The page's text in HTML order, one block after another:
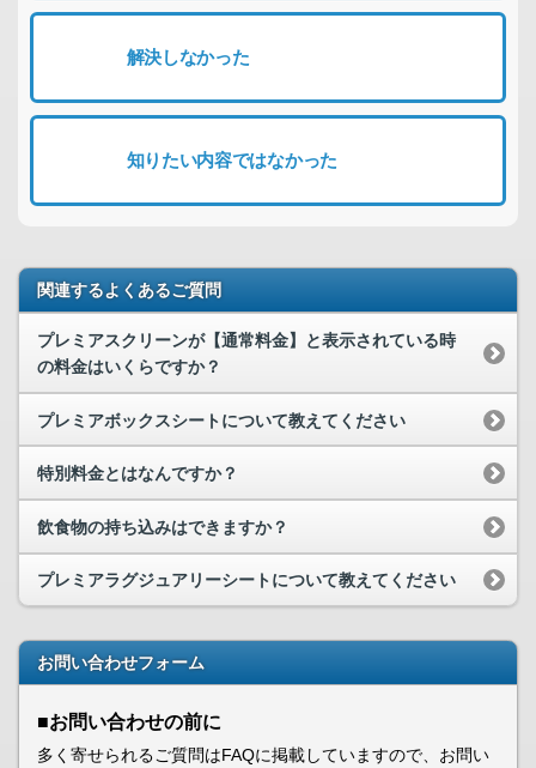
解決しなかった
知りたい内容ではなかった
関連するよくあるご質問
プレミアスクリーンが【通常料金】と表示されている時
の料金はいくらですか？
プレミアボックスシートについて教えてください
特別料金とはなんですか？
飲食物の持ち込みはできますか？
プレミアラグジュアリーシートについて教えてください
お問い合わせフォーム
■お問い合わせの前に
多く寄せられるご質問はFAQに掲載していますので、お問い